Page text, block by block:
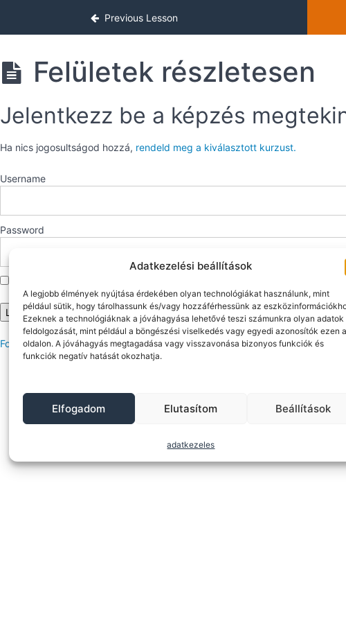
Adatkezelési beállítások
A legjobb élmények nyújtása érdekében olyan technológiákat használunk, mint
például sütik, hogy tárolhassunk és/vagy hozzáférhessünk az
Ezeknek a technológiáknak a jóváhagyása lehetővé teszi számunkra olyan adatok
feldolgozását, mint például a böngészési viselkedés vagy egyedi azonosítók ezen
oldalon. A jóváhagyás megtagadása vagy visszavonása bizonyos funkciók és
funkciók negatív hatását okozhatja.
Elfogadom Elutasítom Beállítások
adatkezeles
Previous Lesson
Felületek részletesen
Jelentkezz be a képzés
Ha nics jogosultságod hozzá, rendeld meg a kiválasztott kurzust.
Username
Password
Forgot Password